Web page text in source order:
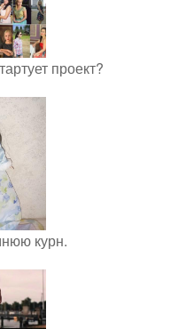
проект?
курн.